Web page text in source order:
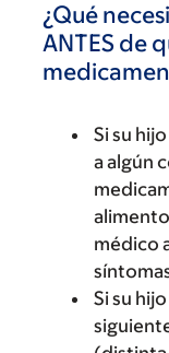
¿Qué
ANTES de
Si su
a algún
médico
Si su